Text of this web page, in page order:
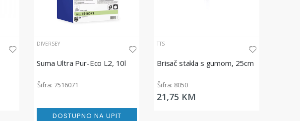
DIVERSEY
Suma Ultra Pur-Eco L2, 10l
Šifra: 7516071
DOSTUPNO NA UPIT
TTS
Brisač stakla s gumom, 25cm
Šifra: 8050
21,75 KM